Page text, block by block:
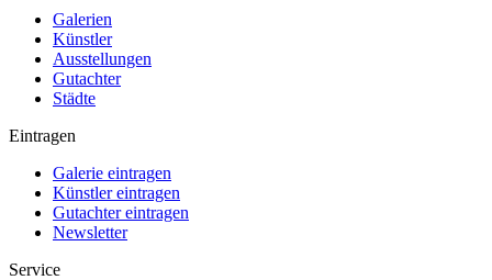
Galerien
Künstler
Ausstellungen
Gutachter
Städte
Eintragen
Galerie eintragen
Künstler eintragen
Gutachter eintragen
Newsletter
Service